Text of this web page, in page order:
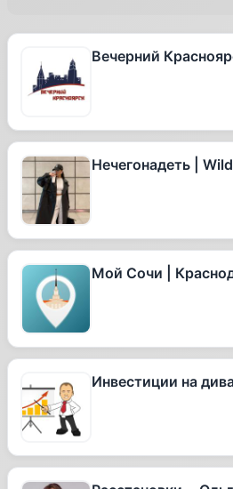
Вечерний
Нечегонадеть |
Мой Сочи |
Инвестиции на